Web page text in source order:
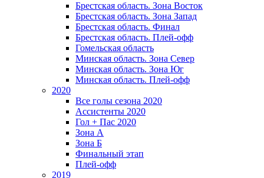
Брестская область. Зона Восток
Брестская область. Зона Запад
Брестская область. Финал
Брестская область. Плей-офф
Гомельская область
Минская область. Зона Север
Минская область. Зона Юг
Минская область. Плей-офф
2020
Все голы сезона 2020
Ассистенты 2020
Гол + Пас 2020
Зона А
Зона Б
Финальный этап
Плей-офф
2019